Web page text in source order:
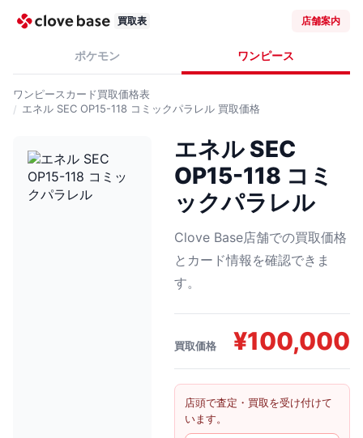
買取表 店舗案内
ポケモン ワンピース
ワンピースカード買取価格表
エネル SEC OP15-118 コミックパラレル 買取価格
エネル SEC
OP15-118 コミ
ックパラレル
Clove Base店舗での買取価格
とカード情報を確認できま
す。
買取価格 ¥100,000
店頭で査定・買取を受け付けて
います。